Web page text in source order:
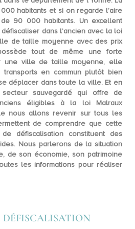
habitants et si on regarde l’aire
90 000 habitants. Un excellent
dans l’ancien avec la loi
de taille moyenne avec des prix
tout de même uneforte
une ville de taille moyenne, elle
en commun plutôt bien
déplacer dans toute la ville. Et en
sauvegardé qui offre de
éligibles à la loi Malraux
nous allons revenir sur tous les
de comprendre que cette
défiscalisation constituent des
Nous parlerons de la situation
de son économie, son patrimoine
les informations pour réaliser